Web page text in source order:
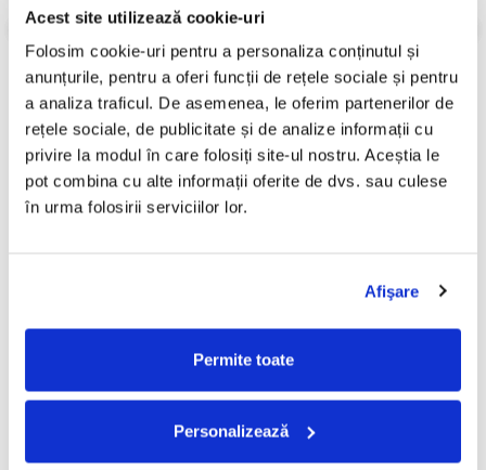
Acest site utilizează cookie-uri
Folosim cookie-uri pentru a personaliza conținutul și
anunțurile, pentru a oferi funcții de rețele sociale și pentru
a analiza traficul. De asemenea, le oferim partenerilor de
rețele sociale, de publicitate și de analize informații cu
privire la modul în care folosiți site-ul nostru. Aceștia le
pot combina cu alte informații oferite de dvs. sau culese
în urma folosirii serviciilor lor.
Afişare
Permite toate
Personalizează
Stil:Rock ; Folk Rock
Stare Coperta:Near Mint (NM or M-)
Informatii conformitate produs
Review-uri(0)
Mondial , (Casetă Audio)
ADAUGA IN COS
2, (Casetă Audio)
ADAUGA IN COS